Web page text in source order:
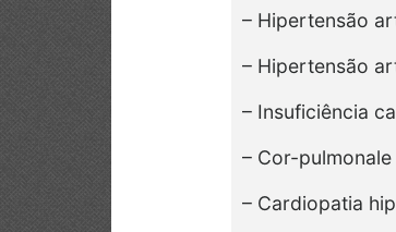
– Hipertensão
– Hipertensão
– Insuficiência
– Cor-
– Cardiopatia